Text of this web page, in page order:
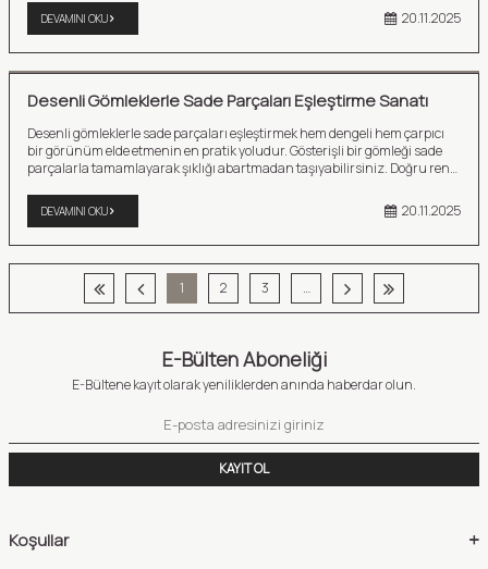
Doğru aksesuarlarla tamamlandığında hem profesyonel hem özgün bir
tarz ortaya çıkar. Ofis temposunda hem stil sahibi olmak hem de konforu
DEVAMINI OKU 20.11.2025
Desenli Gömleklerle Sade Parçaları Eşleştirme Sanatı
Desenli gömleklerle sade parçaları eşleştirmek hem dengeli hem çarpıcı
bir görünüm elde etmenin en pratik yoludur. Gösterişli bir gömleği sade
parçalarla tamamlayarak şıklığı abartmadan taşıyabilirsiniz. Doğru renk
öne çıkarırken tarzınızı da özgün bir şekilde yansıtabilirsiniz.
DEVAMINI OKU 20.11.2025
1 2 3 …
E-Bülten Aboneliği
E-Bültene kayıt olarak yeniliklerden anında haberdar olun.
KAYIT OL
Koşullar